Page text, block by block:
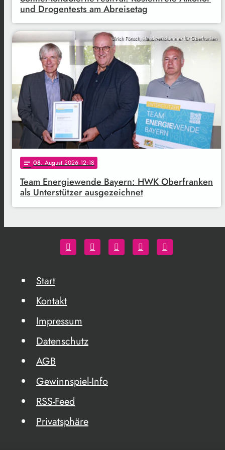
und Drogentests am Abreisetag
Ulrich Förtsch, Handwerkskammer für Oberfranken
notes 08. August 2026 12:18
Team Energiewende Bayern: HWK Oberfranken
als Unterstützer ausgezeichnet
Start
Kontakt
Impressum
Datenschutz
AGB
Gewinnspiel-Info
RSS-Feed
Privatsphäre